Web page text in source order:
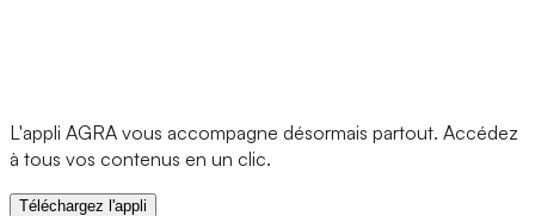
L'appli AGRA vous accompagne désormais partout. Accédez
à tous vos contenus en un clic.
Téléchargez l'appli